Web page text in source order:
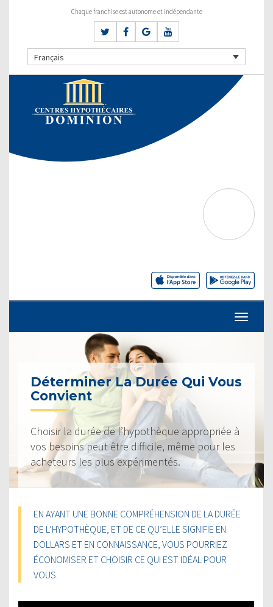
Chaque franchise est autonome et indépendante
Français
Déterminer La Durée Qui Vous
Convient
Choisir la durée de l’hypothèque appropriée à
vos besoins peut être difficile, même pour les
acheteurs les plus expérimentés.
EN AYANT UNE BONNE COMPRÉHENSION DE LA DURÉE
DE L’HYPOTHÈQUE, ET DE CE QU’ELLE SIGNIFIE EN
DOLLARS ET EN CONNAISSANCE, VOUS POURRIEZ
ÉCONOMISER ET CHOISIR CE QUI EST IDÉAL POUR
VOUS.